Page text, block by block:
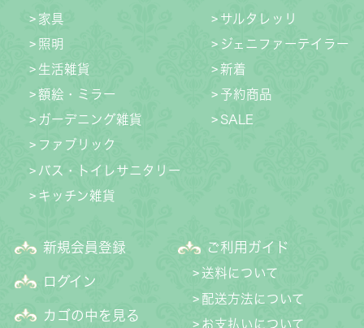
家具
照明
生活雑貨
額絵・ミラー
ガーデニング雑貨
ファブリック
バス・トイレサニタリー
キッチン雑貨
サルタレッリ
ジェニファーテイラー
新着
予約商品
SALE
新規会員登録
ログイン
カゴの中を見る
ご利用ガイド
送料について
配送方法について
お支払いについて